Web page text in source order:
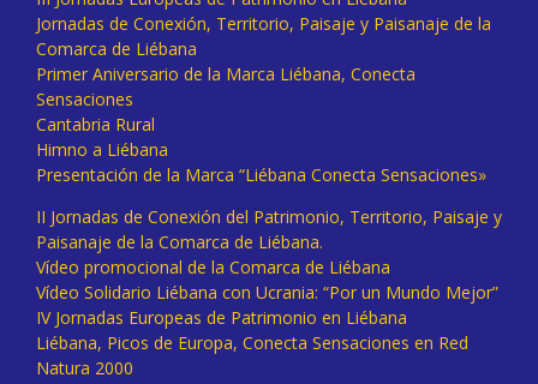
Jornadas de Conexión, Territorio, Paisaje y Paisanaje de la
Comarca de Liébana
Primer Aniversario de la Marca Liébana, Conecta
Sensaciones
Cantabria Rural
Himno a Liébana
Presentación de la Marca “Liébana Conecta Sensaciones»
II Jornadas de Conexión del Patrimonio, Territorio, Paisaje y
Paisanaje de la Comarca de Liébana.
Vídeo promocional de la Comarca de Liébana
Vídeo Solidario Liébana con Ucrania: “Por un Mundo Mejor”
IV Jornadas Europeas de Patrimonio en Liébana
Liébana, Picos de Europa, Conecta Sensaciones en Red
Natura 2000